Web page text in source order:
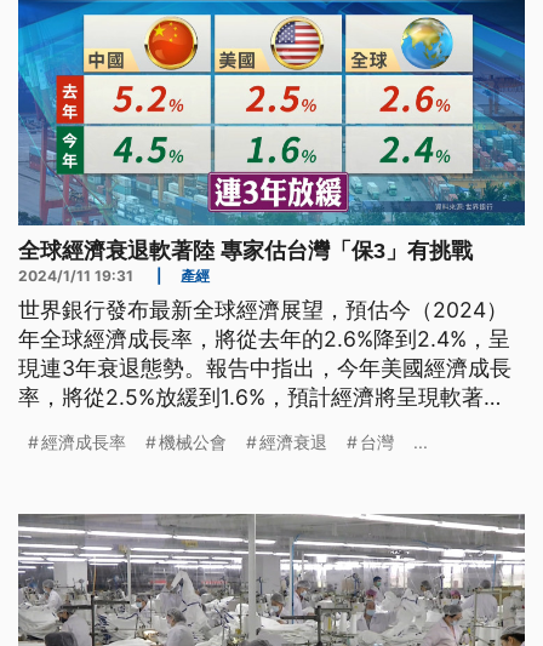
全球經濟衰退軟著陸 專家估台灣「保3」有挑戰
2024/1/11 19:31 產經
世界銀行發布最新全球經濟展望，預估今（2024）
年全球經濟成長率，將從去年的2.6%降到2.4%，呈
現連3年衰退態勢。報告中指出，今年美國經濟成長
率，將從2.5%放緩到1.6%，預計經濟將呈現軟著
4.5%。市場憂心，全球經濟展望走緩，以出口為導向
示，的確有挑戰。
經濟成長率 機械公會 經濟衰退 台灣 ...